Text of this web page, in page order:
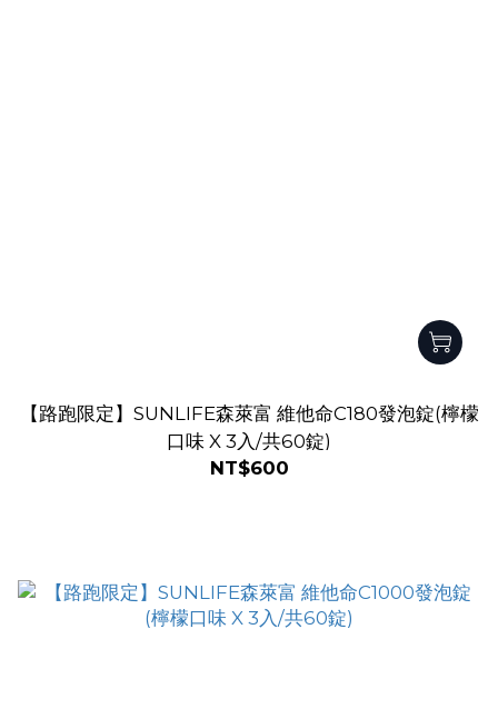
【路跑限定】SUNLIFE森萊富 維他命C180發泡錠(檸檬
口味 X 3入/共60錠)
NT$600